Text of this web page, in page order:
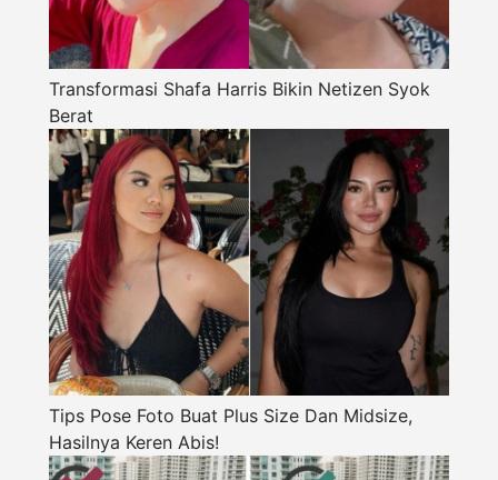
Transformasi Shafa Harris Bikin Netizen Syok
Berat
Tips Pose Foto Buat Plus Size Dan Midsize,
Hasilnya Keren Abis!